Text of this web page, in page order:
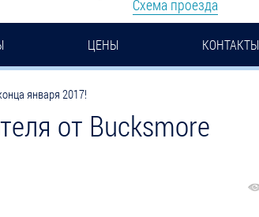
Схема проезда
ЦЕНЫ КОНТАКТЫ
января 2017!
от Bucksmore